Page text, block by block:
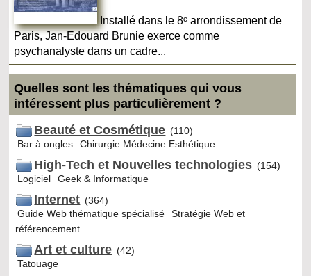
Installé dans le 8ᵉ arrondissement de
Paris, Jan-Edouard Brunie exerce comme
psychanalyste dans un cadre...
Quelles sont les thématiques qui vous
intéressent plus particulièrement ?
Beauté et Cosmétique (110)
Bar à ongles
Chirurgie Médecine Esthétique
High-Tech et Nouvelles technologies (154)
Logiciel
Geek & Informatique
Internet (364)
Guide Web thématique spécialisé
Stratégie Web et
référencement
Art et culture (42)
Tatouage